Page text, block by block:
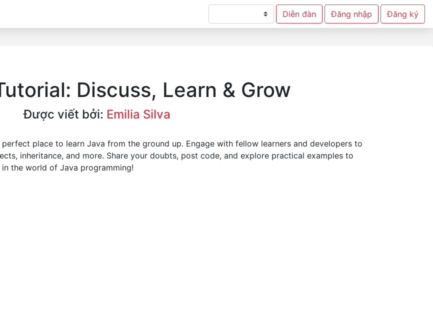
Diễn đàn Đăng nhập Đăng ký
Discuss, Learn & Grow
Được viết bởi: Emilia Silva
place to learn Java from the ground up. Engage with fellow learners and developers to
inheritance, and more. Share your doubts, post code, and explore practical examples to
in the world of Java programming!